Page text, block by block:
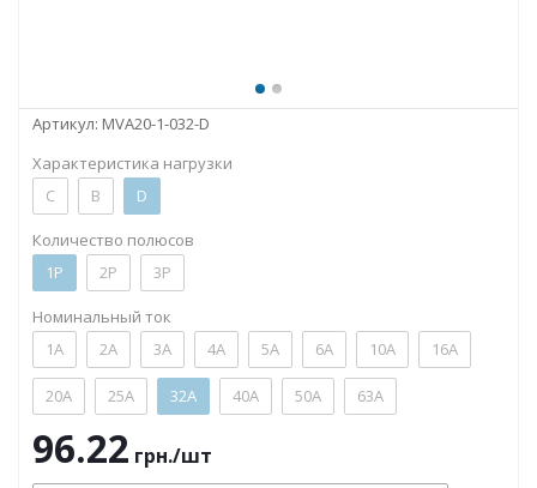
Артикул: MVA20-1-032-D
Характеристика нагрузки
C
B D
Количество полюсов
1P
2P 3P
Номинальный ток
1А
2А 3А 4А 5А 6А 10А 16А
20А 25А 32А 40А 50А 63А
96.22 грн./шт